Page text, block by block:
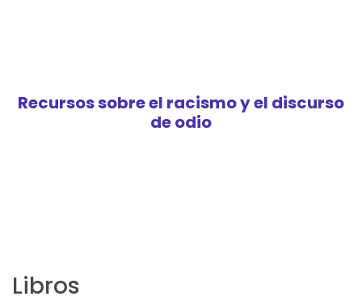
Recursos sobre el racismo y el discurso
de odio
Libros